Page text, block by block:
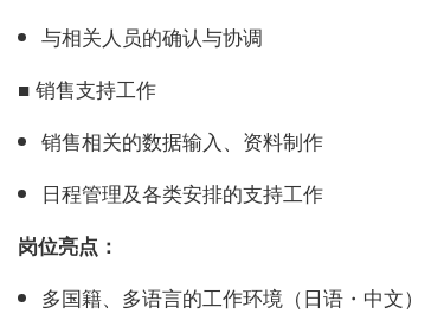
与相关人员的确认与协调
■ 销售支持工作
销售相关的数据输入、资料制作
日程管理及各类安排的支持工作
岗位亮点：
多国籍、多语言的工作环境（日语・中文）